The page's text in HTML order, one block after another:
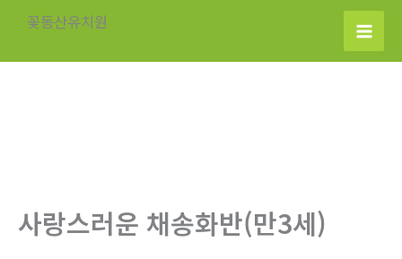
츠
꽃동산유치원
사랑스러운 채송화반(만3세)